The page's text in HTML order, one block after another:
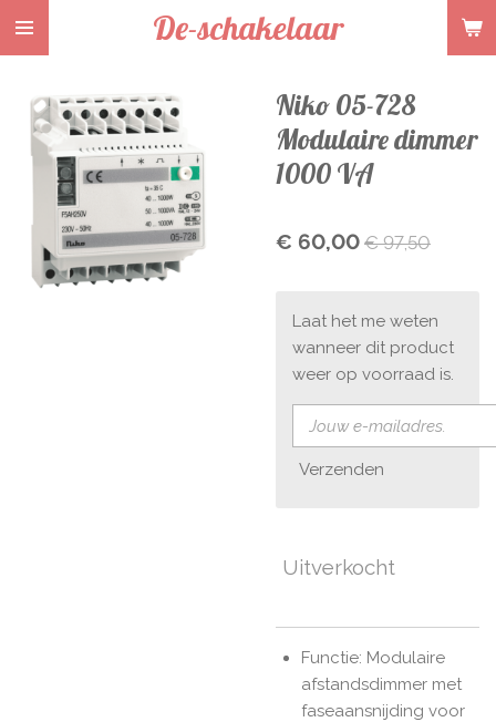
Ga
hoofdinhoud
De-schakelaar
Niko 05-728
Modulaire dimmer
1000 VA
€ 60,00 € 97,50
Laat het me weten
wanneer dit product
weer op voorraad is.
Verzenden
Uitverkocht
Functie: Modulaire
afstandsdimmer met
faseaansnijding voor